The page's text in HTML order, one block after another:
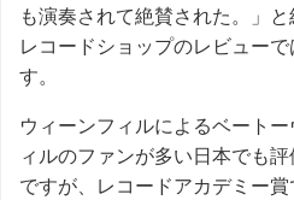
も演奏されて絶賛された。」と
レコードショップのレビュー
す。
ウィーンフィルによるベート
ィルのファンが多い日本でも
ですが、レコードアカデミー